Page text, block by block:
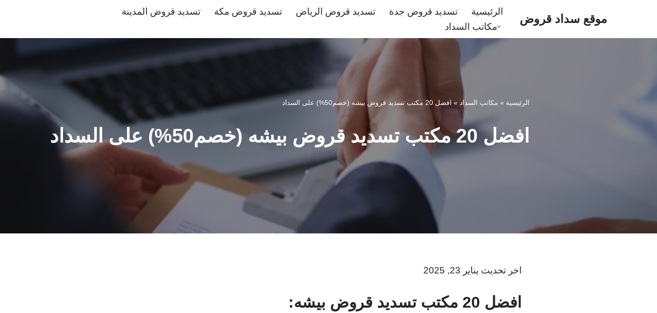
موقع سداد قروض
الرئيسية تسديد قروض جدة تسديد قروض الرياض تسديد قروض مكة
تسديد قروض المدينة
مكاتب السداد
الرئيسية » مكاتب السداد » افضل 20 مكتب تسديد قروض بيشه (خصم50%) على السداد
افضل 20 مكتب تسديد قروض بيشه (خصم50%) على السداد
اخر تحديث يناير 23, 2025
افضل 20 مكتب تسديد قروض بيشه: